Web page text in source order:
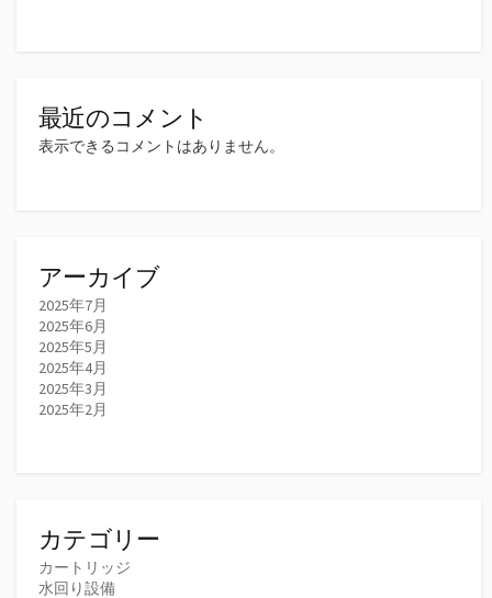
最近のコメント
表示できるコメントはありません。
アーカイブ
2025年7月
2025年6月
2025年5月
2025年4月
2025年3月
2025年2月
カテゴリー
カートリッジ
水回り設備